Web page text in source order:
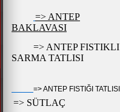
=> ANTEP
BAKLAVASI
=> ANTEP FISTIKLI
SARMA TATLISI
=> ANTEP FISTIĞI TATLISI
=> SÜTLAÇ